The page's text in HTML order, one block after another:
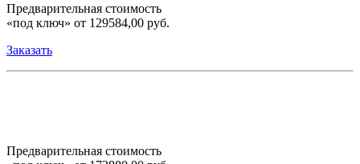
Предварительная стоимость
«под ключ» от 129584,00 руб.
Заказать
Предварительная стоимость